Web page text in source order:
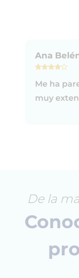
Ana
Me ha
muy
De la